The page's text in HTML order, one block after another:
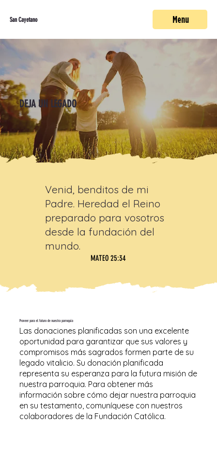
San Cayetano Menu
DEJA UN LEGADO
Venid, benditos de mi
Padre. Heredad el Reino
preparado para vosotros
desde la fundación del
mundo.
MATEO 25:34
Proveer para el futuro de nuestra parroquia
Las donaciones planificadas son una excelente
oportunidad para garantizar que sus valores y
compromisos más sagrados formen parte de su
legado vitalicio. Su donación planificada
representa su esperanza para la futura misión de
nuestra parroquia. Para obtener más
información sobre cómo dejar nuestra parroquia
en su testamento, comuníquese con nuestros
colaboradores de la Fundación Católica.